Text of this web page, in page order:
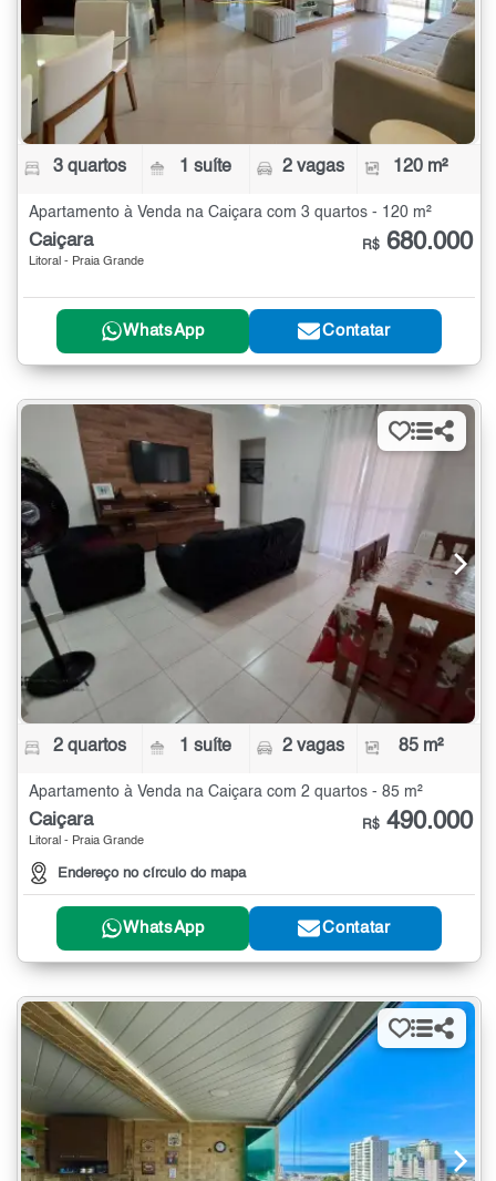
3 quartos 1 suíte 2 vagas 120 m²
Apartamento à Venda na Caiçara com 3 quartos - 120 m²
Caiçara
Litoral - Praia Grande
R$ 680.000
WhatsApp Contatar
2 quartos 1 suíte 2 vagas 85 m²
Apartamento à Venda na Caiçara com 2 quartos - 85 m²
Caiçara
Litoral - Praia Grande
Endereço no círculo do mapa
R$ 490.000
WhatsApp Contatar